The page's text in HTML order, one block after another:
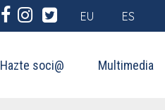
EU ES
Hazte soci@ Multimedia